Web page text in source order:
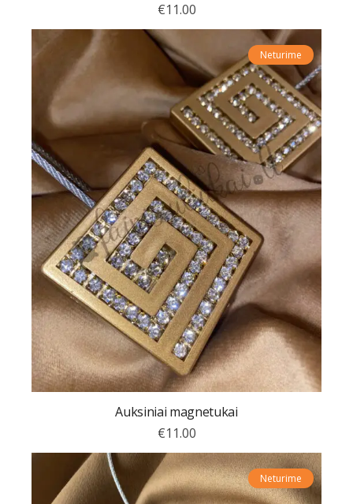
€11.00
Neturime
Auksiniai magnetukai
€11.00
Neturime